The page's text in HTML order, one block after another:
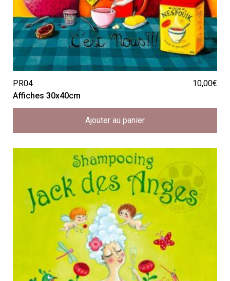
PR04 10,00€
Affiches 30x40cm
Ajouter au panier